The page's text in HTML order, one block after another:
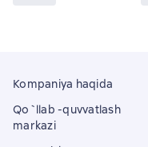
Kompaniya haqida
Qo`llab -quvvatlash
markazi